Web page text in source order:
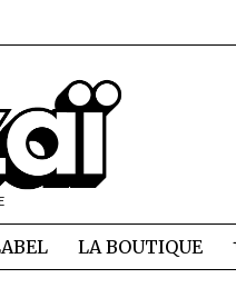
LA BOUTIQUE